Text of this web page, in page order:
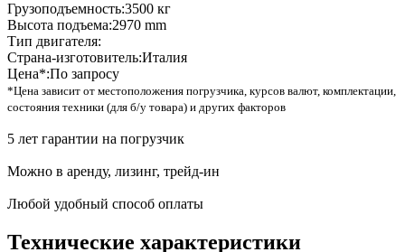
Грузоподъемность:3500 кг
Высота подъема:2970 mm
Тип двигателя:
Страна-изготовитель:Италия
Цена*:По запросу
*Цена зависит от местоположения погрузчика, курсов валют, комплектации,
состояния техники (для б/у товара) и других факторов
5 лет гарантии на погрузчик
Можно в аренду, лизинг, трейд-ин
Любой удобный способ оплаты
Технические характеристики